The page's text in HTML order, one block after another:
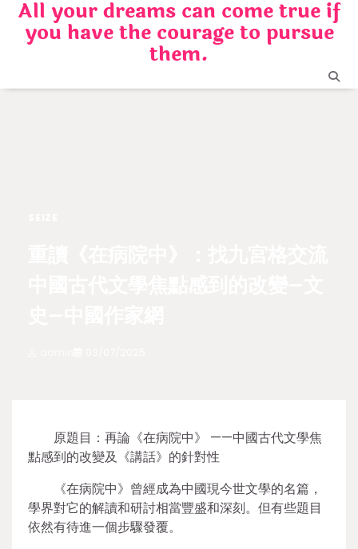
Skip
content
All your dreams can come true if
you have the courage to pursue
them.
原題目：再論《在病院中》 ——中國古代文學焦
點感到的改變及《講話》的針對性
《在病院中》曾經成為中國現今世文學的名篇，
學界對它的解讀和研討相當豐盛和深刻。但有些題目
依然有待進一個步驟發覆。